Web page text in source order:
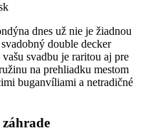
dnes už nie je žiadnou
double decker
svadbu je raritou aj pre
na prehliadku mestom
buganvíliami a netradičné